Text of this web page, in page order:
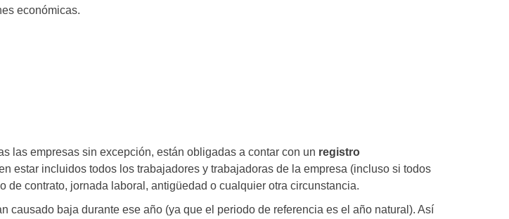
económicas.
las empresas sin excepción, están obligadas a contar con un registro
estar incluidos todos los trabajadores y trabajadoras de la empresa (incluso si todos
contrato, jornada laboral, antigüedad o cualquier otra circunstancia.
causado baja durante ese año (ya que el periodo de referencia es el año natural). Así